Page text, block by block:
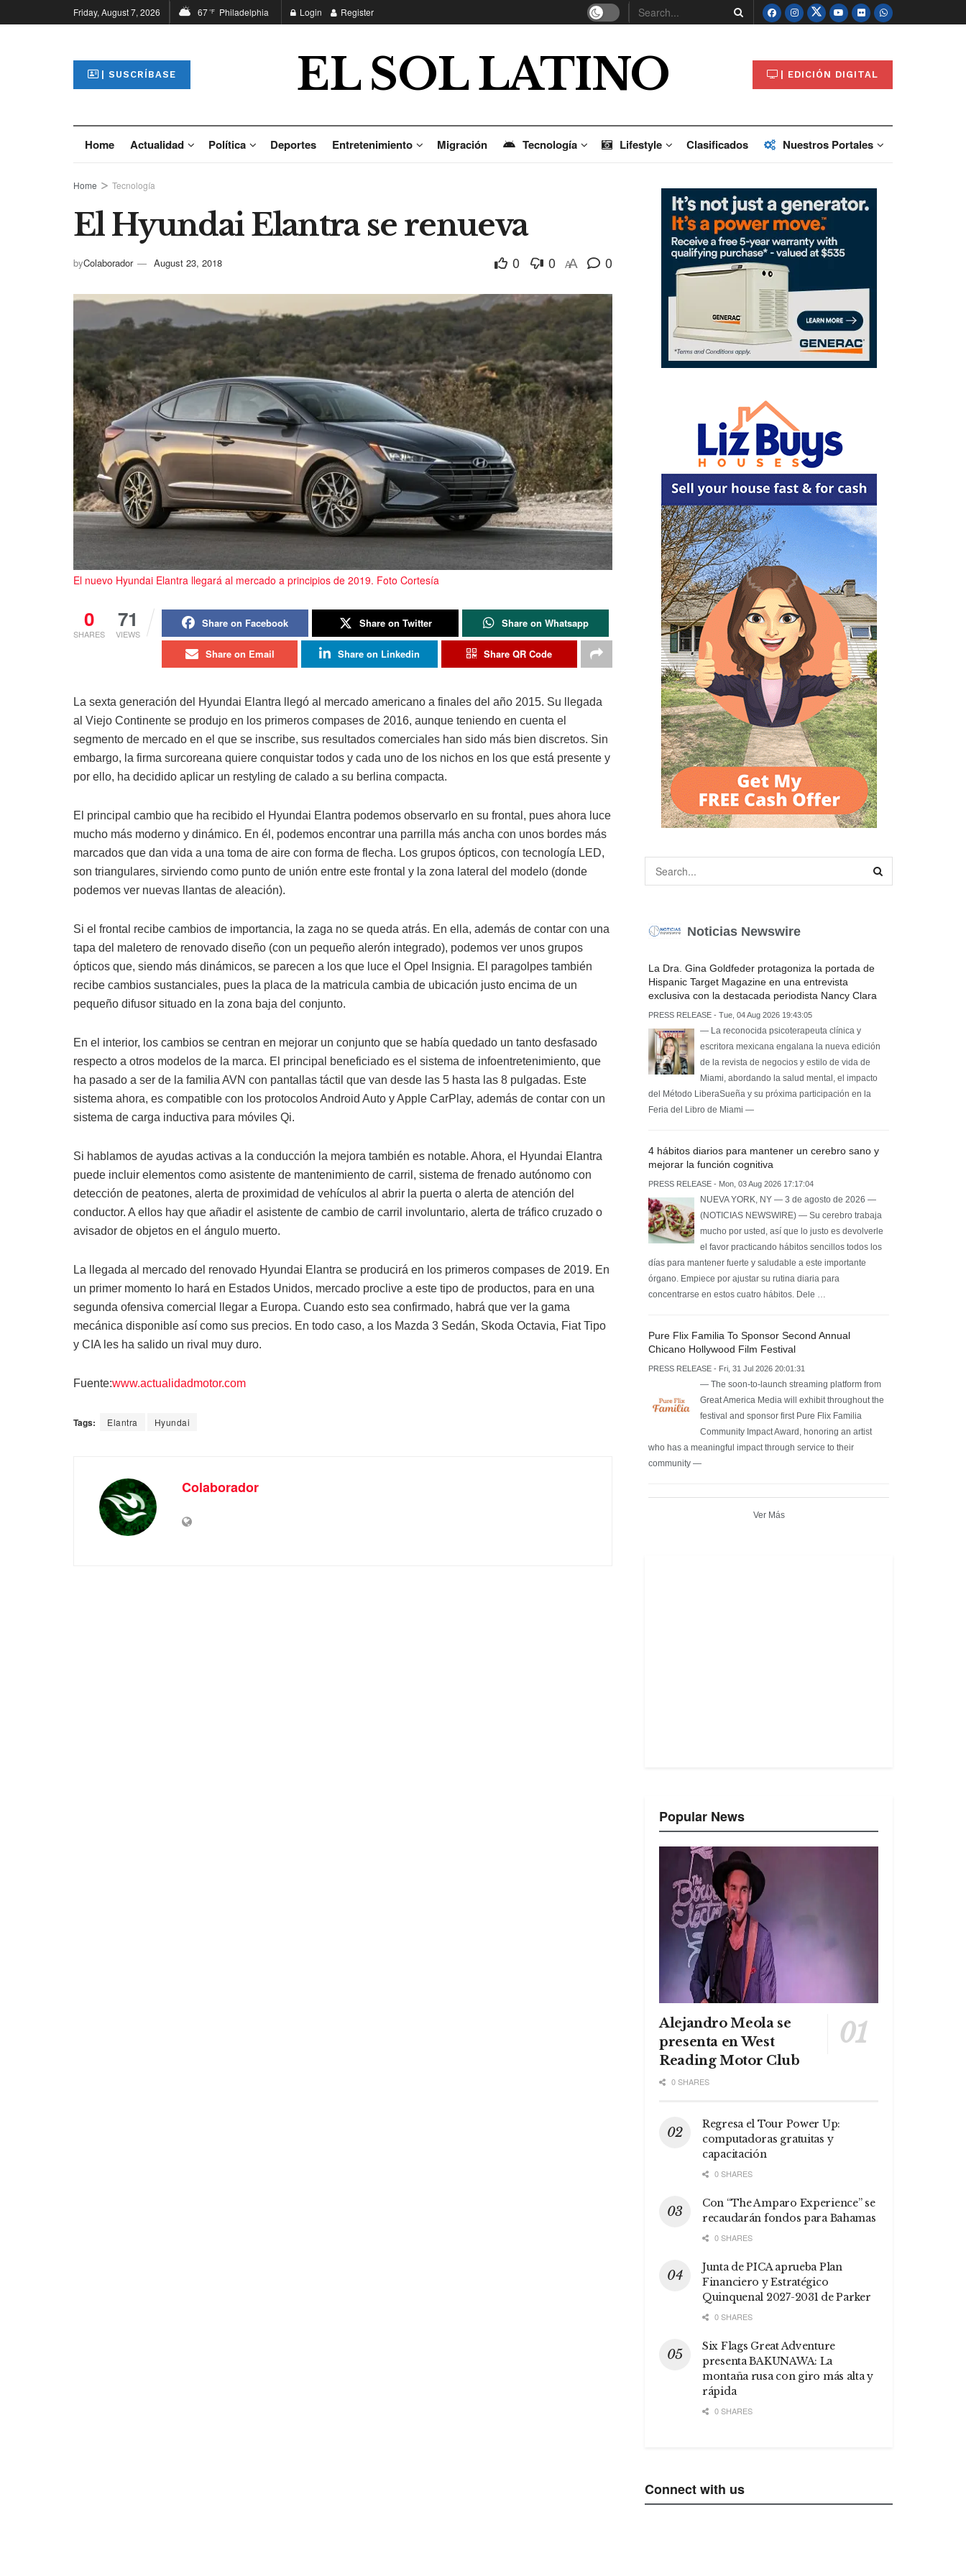
Friday, August 7, 2026 67°F Philadelphia Login Register
| SUSCRÍBASE EL SOL LATINO | EDICIÓN DIGITAL
Home Actualidad Política Deportes Entretenimiento Migración Tecnología Lifestyle Clasificados Nuestros Portales
Home Tecnología
El Hyundai Elantra se renueva
byColaborador August 23, 2018 0 0 AA 0
El nuevo Hyundai Elantra llegará al mercado a principios de 2019. Foto Cortesía
0
SHARES
71
VIEWS
Share on Facebook Share on Twitter Share on Whatsapp
Share on Email Share on Linkedin Share QR Code
La sexta generación del Hyundai Elantra llegó al mercado americano a finales del año 2015. Su llegada
al Viejo Continente se produjo en los primeros compases de 2016, aunque teniendo en cuenta el
segmento de mercado en el que se inscribe, sus resultados comerciales han sido más bien discretos. Sin
embargo, la firma surcoreana quiere conquistar todos y cada uno de los nichos en los que está presente y
por ello, ha decidido aplicar un restyling de calado a su berlina compacta.
El principal cambio que ha recibido el Hyundai Elantra podemos observarlo en su frontal, pues ahora luce
mucho más moderno y dinámico. En él, podemos encontrar una parrilla más ancha con unos bordes más
marcados que dan vida a una toma de aire con forma de flecha. Los grupos ópticos, con tecnología LED,
son triangulares, sirviendo como punto de unión entre este frontal y la zona lateral del modelo (donde
podemos ver nuevas llantas de aleación).
Si el frontal recibe cambios de importancia, la zaga no se queda atrás. En ella, además de contar con una
tapa del maletero de renovado diseño (con un pequeño alerón integrado), podemos ver unos grupos
ópticos que, siendo más dinámicos, se parecen a los que luce el Opel Insignia. El paragolpes también
recibe cambios sustanciales, pues la placa de la matricula cambia de ubicación justo encima de un
pequeño difusor situado en la zona baja del conjunto.
En el interior, los cambios se centran en mejorar un conjunto que se había quedado un tanto desfasado
respecto a otros modelos de la marca. El principal beneficiado es el sistema de infoentretenimiento, que
ha pasado a ser de la familia AVN con pantallas táctil que van desde las 5 hasta las 8 pulgadas. Este
sistema ahora, es compatible con los protocolos Android Auto y Apple CarPlay, además de contar con un
sistema de carga inductiva para móviles Qi.
Si hablamos de ayudas activas a la conducción la mejora también es notable. Ahora, el Hyundai Elantra
puede incluir elementos como asistente de mantenimiento de carril, sistema de frenado autónomo con
detección de peatones, alerta de proximidad de vehículos al abrir la puerta o alerta de atención del
conductor. A ellos hay que añadir el asistente de cambio de carril involuntario, alerta de tráfico cruzado o
avisador de objetos en el ángulo muerto.
La llegada al mercado del renovado Hyundai Elantra se producirá en los primeros compases de 2019. En
un primer momento lo hará en Estados Unidos, mercado proclive a este tipo de productos, para en una
segunda ofensiva comercial llegar a Europa. Cuando esto sea confirmado, habrá que ver la gama
mecánica disponible así como sus precios. En todo caso, a los Mazda 3 Sedán, Skoda Octavia, Fiat Tipo
y CIA les ha salido un rival muy duro.
Fuente:www.actualidadmotor.com
Tags: Elantra Hyundai
Colaborador
Noticias Newswire
La Dra. Gina Goldfeder protagoniza la portada de
Hispanic Target Magazine en una entrevista
exclusiva con la destacada periodista Nancy Clara
PRESS RELEASE - Tue, 04 Aug 2026 19:43:05
— La reconocida psicoterapeuta clínica y
escritora mexicana engalana la nueva edición
de la revista de negocios y estilo de vida de
Miami, abordando la salud mental, el impacto
del Método LiberaSueña y su próxima participación en la
Feria del Libro de Miami —
4 hábitos diarios para mantener un cerebro sano y
mejorar la función cognitiva
PRESS RELEASE - Mon, 03 Aug 2026 17:17:04
NUEVA YORK, NY — 3 de agosto de 2026 —
(NOTICIAS NEWSWIRE) — Su cerebro trabaja
mucho por usted, así que lo justo es devolverle
el favor practicando hábitos sencillos todos los
días para mantener fuerte y saludable a este importante
órgano. Empiece por ajustar su rutina diaria para
concentrarse en estos cuatro hábitos. Dele …
Pure Flix Familia To Sponsor Second Annual
Chicano Hollywood Film Festival
PRESS RELEASE - Fri, 31 Jul 2026 20:01:31
— The soon-to-launch streaming platform from
Great America Media will exhibit throughout the
festival and sponsor first Pure Flix Familia
Community Impact Award, honoring an artist
who has a meaningful impact through service to their
community —
Ver Más
Popular News
Alejandro Meola se
presenta en West
Reading Motor Club
0 SHARES
Regresa el Tour Power Up:
computadoras gratuitas y
capacitación
0 SHARES
Con “The Amparo Experience” se
recaudarán fondos para Bahamas
0 SHARES
Junta de PICA aprueba Plan
Financiero y Estratégico
Quinquenal 2027-2031 de Parker
0 SHARES
Six Flags Great Adventure
presenta BAKUNAWA: La
montaña rusa con giro más alta y
rápida
0 SHARES
Connect with us